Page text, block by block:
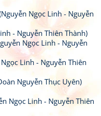
Ngọc Linh - Nguyễn
- Nguyễn Thiên Thành)
Ngọc Linh - Nguyễn
Linh - Nguyễn Thiên
Nguyễn Thục Uyên)
Ngọc Linh - Nguyễn Thiên